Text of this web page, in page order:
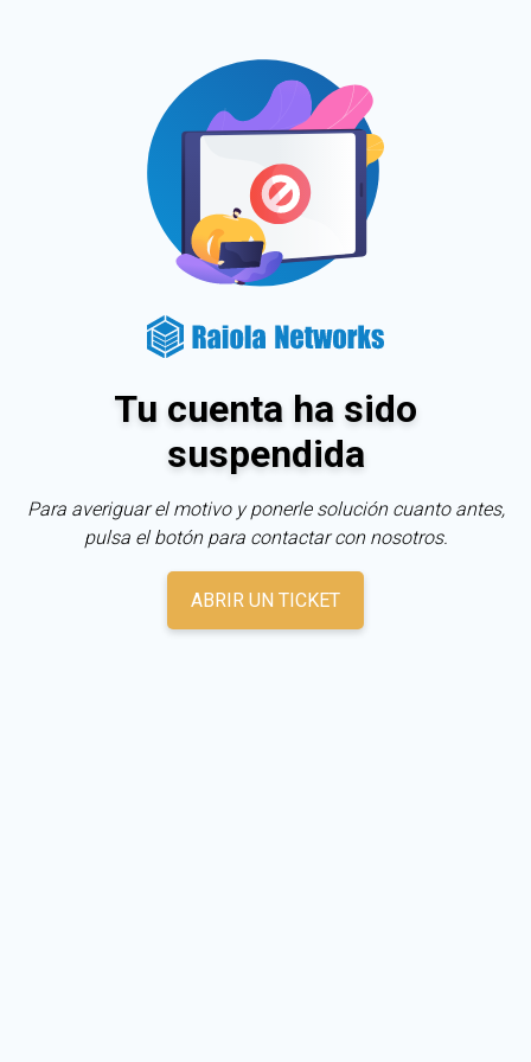
Tu cuenta ha sido
suspendida
Para averiguar el motivo y ponerle solución cuanto antes,
pulsa el botón para contactar con nosotros.
ABRIR UN TICKET